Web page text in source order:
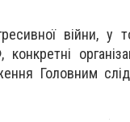
війни, у
Головним